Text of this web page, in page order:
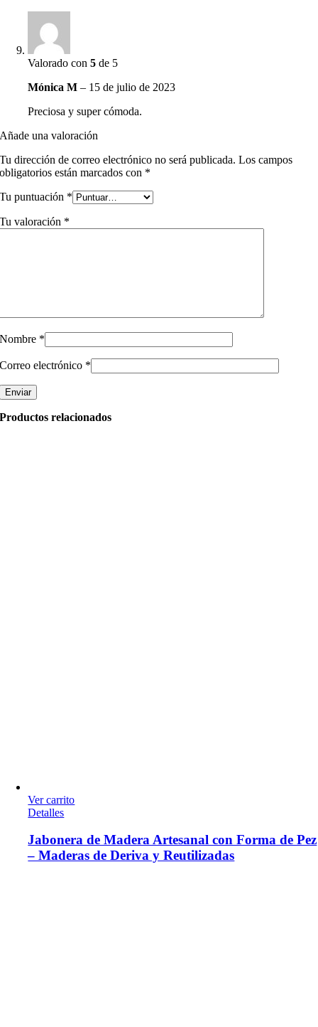
Valorado con5 de 5
Mónica M– 15 de julio de 2023
Preciosa y super cómoda.
Añade una valoración
Tu dirección de correo electrónico no será publicada. Los campos
obligatorios están marcados con *
Tu puntuación *
Tu valoración *
Nombre *
Correo electrónico *
Productos relacionados
Ver carrito
Detalles
Jabonera de Madera Artesanal con Forma de Pez
– Maderas de Deriva y Reutilizadas